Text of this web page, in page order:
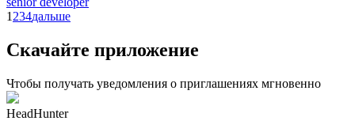
1 234дальше
Скачайте приложение
Чтобы получать уведомления о приглашениях мгновенно
HeadHunter